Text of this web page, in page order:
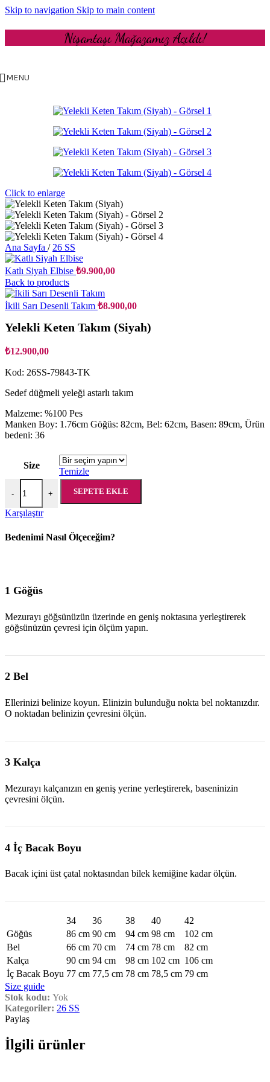
Skip to navigation Skip to main content
Nişantaşı Mağazamız Açıldı!
MENU
Click to enlarge
Ana Sayfa / 26 SS
Katlı Siyah Elbise ₺9.900,00
Back to products
İkili Sarı Desenli Takım ₺8.900,00
Yelekli Keten Takım (Siyah)
₺12.900,00
Kod: 26SS-79843-TK
Sedef düğmeli yeleği astarlı takım
Malzeme: %100 Pes
Manken Boy: 1.76cm Göğüs: 82cm, Bel: 62cm, Basen: 89cm, Ürün
bedeni: 36
Size
Temizle
-
Yelekli Keten Takım (Siyah) adet
+ SEPETE EKLE
Karşılaştır
Bedenimi Nasıl Ölçeceğim?
1 Göğüs
Mezurayı göğsünüzün üzerinde en geniş noktasına yerleştirerek
göğsünüzün çevresi için ölçüm yapın.
2 Bel
Ellerinizi belinize koyun. Elinizin bulunduğu nokta bel noktanızdır.
O noktadan belinizin çevresini ölçün.
3 Kalça
Mezurayı kalçanızın en geniş yerine yerleştirerek, baseninizin
çevresini ölçün.
4 İç Bacak Boyu
Bacak içini üst çatal noktasından bilek kemiğine kadar ölçün.
34 36 38 40
42
Göğüs
86 cm 90 cm 94 cm 98 cm
102 cm
Bel
66 cm 70 cm 74 cm 78 cm
82 cm
Kalça
90 cm 94 cm 98 cm 102 cm 106 cm
İç Bacak Boyu 77 cm 77,5 cm 78 cm 78,5 cm 79 cm
Size guide
Stok kodu: Yok
Kategoriler: 26 SS
Paylaş
İlgili ürünler